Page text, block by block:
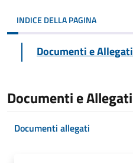
INDICE DELLA PAGINA
Documenti e Allegati
Documenti e Allegati
Documenti allegati